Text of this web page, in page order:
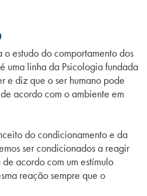
estudo do comportamento dos
uma linha da Psicologia fundada
e diz que o ser humano pode
acordo com o ambiente em
do condicionamento e da
ser condicionados a reagir
acordo com um estímulo
reação sempre que o